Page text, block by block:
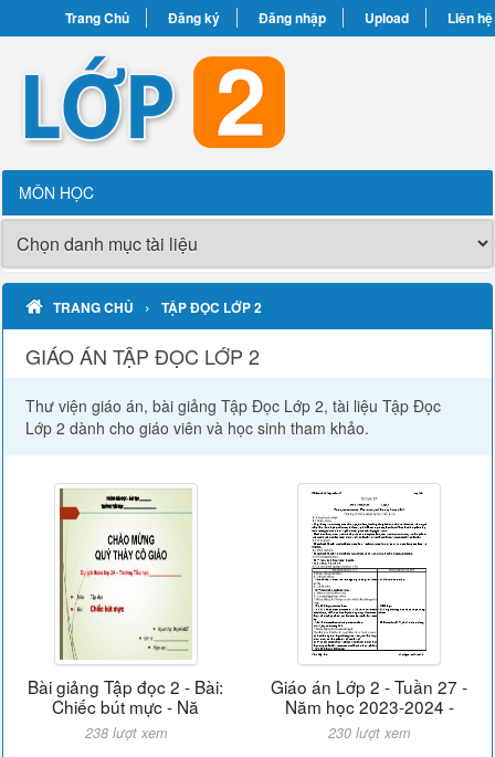
Trang Chủ Đăng ký Đăng nhập Upload Liên hệ
MÔN HỌC
TRANG CHỦ › TẬP ĐỌC LỚP 2
GIÁO ÁN TẬP ĐỌC LỚP 2
Thư viện giáo án, bài giảng Tập Đọc Lớp 2, tài liệu Tập Đọc
Lớp 2 dành cho giáo viên và học sinh tham khảo.
Bài giảng Tập đọc 2 - Bài:
Chiếc bút mực - Nă
238 lượt xem
Giáo án Lớp 2 - Tuần 27 -
Năm học 2023-2024 -
230 lượt xem